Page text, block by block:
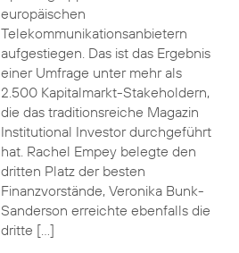
europäischen
Telekommunikationsanbietern
aufgestiegen. Das ist das Ergebnis
einer Umfrage unter mehr als
2.500 Kapitalmarkt-Stakeholdern,
die das traditionsreiche Magazin
Institutional Investor durchgeführt
hat. Rachel Empey belegte den
dritten Platz der besten
Finanzvorstände, Veronika Bunk-
Sanderson erreichte ebenfalls die
dritte […]